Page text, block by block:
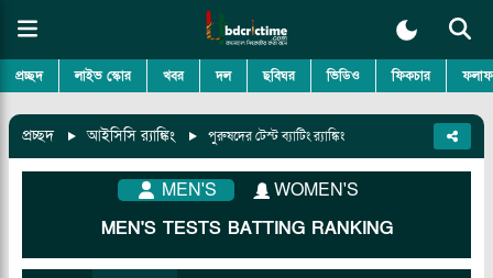
প্রচ্ছদ লাইভ স্কোর খবর দল ছবিঘর ভিডিও ফিকচার
প্রচ্ছদ আইসিসি র‍্যাঙ্কিং পুরুষদের টেস্ট ব্যাটিং র‍্যাঙ্কিং
MEN'S TESTS BATTING RANKING
MEN'S WOMEN'S